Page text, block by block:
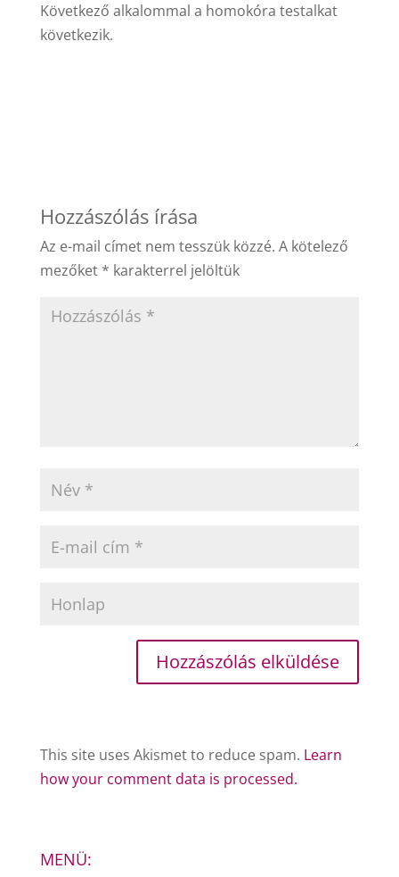
Következő alkalommal a homokóra testalkat
következik.
Hozzászólás írása
Az e-mail címet nem tesszük közzé. A kötelező
mezőket * karakterrel jelöltük
This site uses Akismet to reduce spam. Learn
how your comment data is processed.
MENÜ: